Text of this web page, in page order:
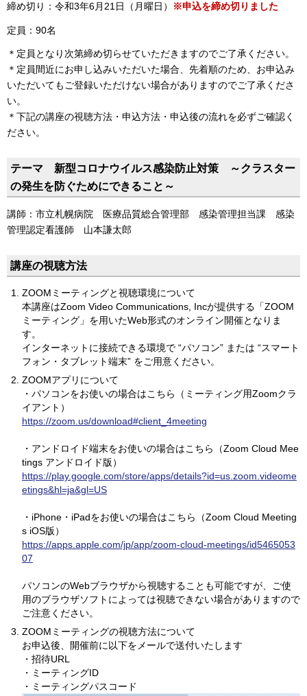
締め切り：令和3年6月21日（月曜日） ※申込を締め切りました
定員：90名
＊定員となり次第締め切らせていただきますのでご了承ください。
＊定員間近にお申し込みいただいた場合、先着順のため、お申込み
いただいてもご登録いただけない場合がありますのでご了承くださ
い。
＊下記の講座の視聴方法・申込方法・申込後の流れを必ずご確認く
ださい。
テーマ 新型コロナウイルス感染防止対策 ～クラスター
の発生を防ぐためにできること～
講師：市立札幌病院 医療品質総合管理部 感染管理担当課 感染
管理認定看護師 山本謙太郎
講座の視聴方法
ZOOMミーティングと視聴環境について
本講座はZoom Video Communications, Incが提供する「ZOOM
ミーティング」を用いたWeb形式のオンライン開催となりま
す。
インターネットに接続できる環境で “パソコン” または “スマート
フォン・タブレット端末” をご用意ください。
ZOOMアプリについて
・パソコンをお使いの場合はこちら（ミーティング用Zoomクラ
イアント）
https://zoom.us/download#client_4meeting
・アンドロイド端末をお使いの場合はこちら（Zoom Cloud Mee
tings アンドロイド版）
https://play.google.com/store/apps/details?id=us.zoom.videome
etings&hl=ja&gl=US
・iPhone・iPadをお使いの場合はこちら（Zoom Cloud Meeting
s iOS版）
https://apps.apple.com/jp/app/zoom-cloud-meetings/id5465053
07
パソコンのWebブラウザから視聴することも可能ですが、ご使
用のブラウザソフトによっては視聴できない場合がありますので
ご注意ください。
ZOOMミーティングの視聴方法について
お申込後、開催前に以下をメールで送付いたします
・招待URL
・ミーティングID
・ミーティングパスコード